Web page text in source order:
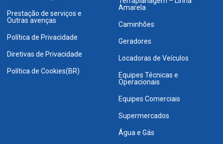
Prestação de serviços e
Outras avenças
Política de Privacidade
Diretivas de Privacidade
Política de Cookies(BR)
Amarela
Caminhões
Geradores
Locadoras de Veículos
Equipes Técnicas e
Operacionais
Equipes Comerciais
Supermercados
Água e Gás